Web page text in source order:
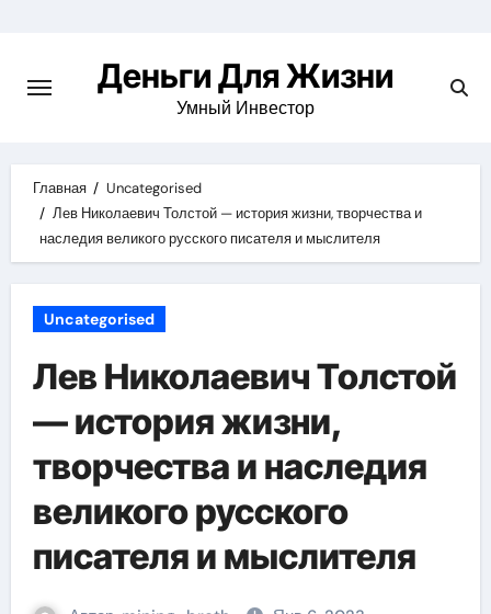
содержимомуДеньги Для Жизни
Умный Инвестор
Главная
Uncategorised
Лев Николаевич Толстой — история жизни, творчества и
наследия великого русского писателя и мыслителя
Uncategorised
Лев Николаевич Толстой
— история жизни,
творчества и наследия
великого русского
писателя и мыслителя